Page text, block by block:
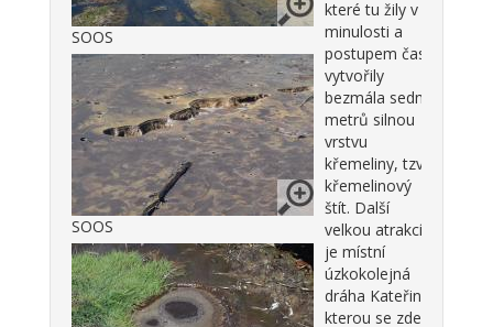
SOOS
SOOS
které tu žily v
minulosti a
postupem času
vytvořily
bezmála sedm
metrů silnou
vrstvu
křemeliny, tzv.
křemelinový
štít. Další
velkou atrakcí
je místní
úzkokolejná
dráha Kateřina,
kterou se zde